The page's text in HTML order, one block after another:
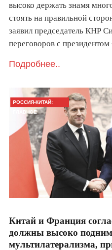
высоко держать знамя
стоять на правильной
заявил председатель КНР
переговоров с
Подробнее..
РОССИЯ-КИТАЙ:
ГЛАВНОЕ
Китай и Франция
должны высоко
мультилатерализма,